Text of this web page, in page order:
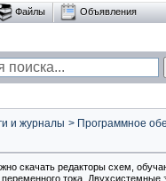
Файлы Объявления
и журналы > Программное
скачать редакторы схем,
тока Двухсистемные